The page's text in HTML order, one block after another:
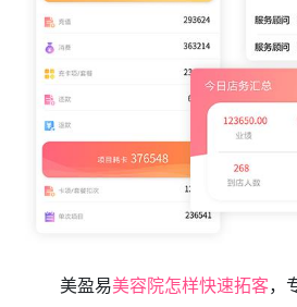
美盈易美容院怎样快速拓客，